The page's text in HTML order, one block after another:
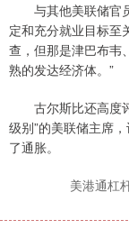
与其他美联储官员
定和充分就业目标至
查，但那是津巴布韦
熟的发达经济体。”
古尔斯比还高度评
级别”的美联储主席
了通胀。
美港通杠